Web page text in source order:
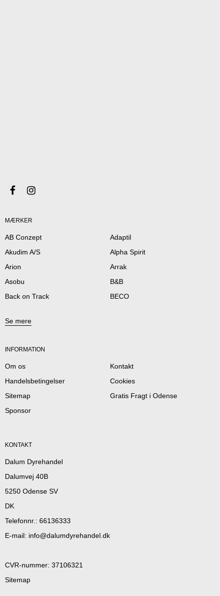
MÆRKER
AB Conzept
Adaptil
Akudim A/S
Alpha Spirit
Arion
Arrak
Asobu
B&B
Back on Track
BECO
Se mere
INFORMATION
Om os
Kontakt
Handelsbetingelser
Cookies
Sitemap
Gratis Fragt i Odense
Sponsor
KONTAKT
Dalum Dyrehandel
Dalumvej 40B
5250 Odense SV
DK
Telefonnr. : 66136333
E-mail: info@dalumdyrehandel.dk
CVR-nummer: 37106321
Sitemap